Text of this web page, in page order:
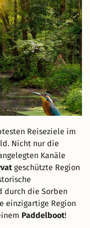
Reiseziele im
Nicht nur die
Kanäle
geschützte Region
durch die Sorben
einzigartige Region
Paddelboot!